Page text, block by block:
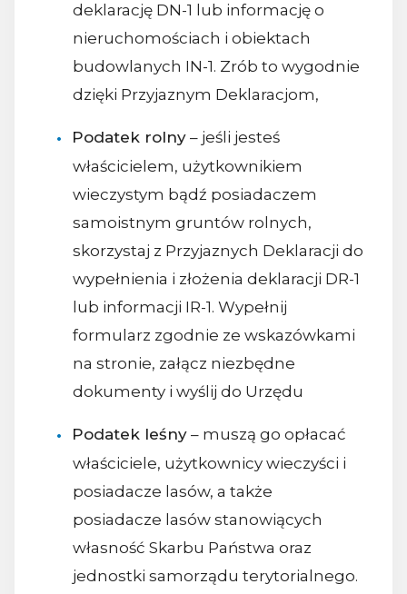
deklarację DN-1 lub informację o
nieruchomościach i obiektach
budowlanych IN-1. Zrób to wygodnie
dzięki Przyjaznym Deklaracjom,
Podatek rolny– jeśli jesteś
właścicielem, użytkownikiem
wieczystym bądź posiadaczem
samoistnym gruntów rolnych,
skorzystaj z Przyjaznych Deklaracji do
wypełnienia i złożenia deklaracji DR-1
lub informacji IR-1. Wypełnij
formularz zgodnie ze wskazówkami
na stronie, załącz niezbędne
dokumenty i wyślij do Urzędu
Podatek leśny– muszą go opłacać
właściciele, użytkownicy wieczyści i
posiadacze lasów, a także
posiadacze lasów stanowiących
własność Skarbu Państwa oraz
jednostki samorządu terytorialnego.